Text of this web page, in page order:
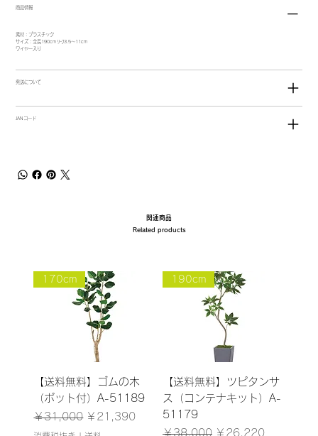
商品情報
素材：プラスチック
サイズ：全長190cm ﾘｰﾌ3.5～11cm
ワイヤー入り
発送について
JANコード
関連商品
Related products
170cm
【送料無料】ゴムの木
（ポット付）A-51189
通常価格
￥31,000 セール価格
￥21,390
190cm
【送料無料】ツピタンサ
ス（コンテナキット）A-
51179
通常価格
￥38,000 セール価格
￥26,220